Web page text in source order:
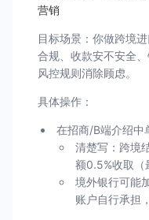
营销
目标场景：你做跨境
合规、收款安不安全
风控规则消除顾虑。
具体操作：
在招商/B端介绍中
清楚写：跨境
额0.5%收取（
境外银行可能
账户自行承担